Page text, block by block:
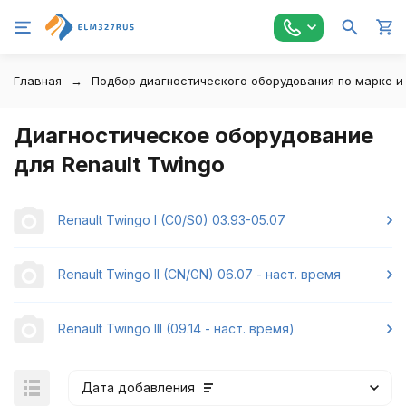
Главная Подбор диагностического оборудования по марке
Диагностическое оборудование
для Renault Twingo
Renault Twingo I (C0/S0) 03.93-05.07
Renault Twingo II (CN/GN) 06.07 - наст. время
Renault Twingo III (09.14 - наст. время)
Дата добавления